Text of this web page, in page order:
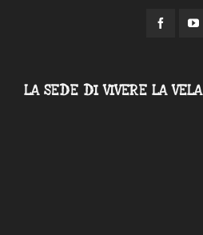
LA SEDE DI VIVERE LA VELA